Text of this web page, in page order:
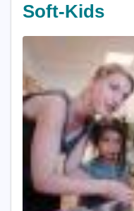
Soft-Kids